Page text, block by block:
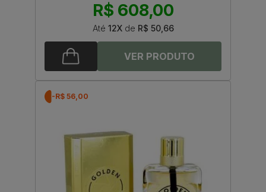
R$ 608,00
Até 12Xde R$ 50,66
-R$ 56,00